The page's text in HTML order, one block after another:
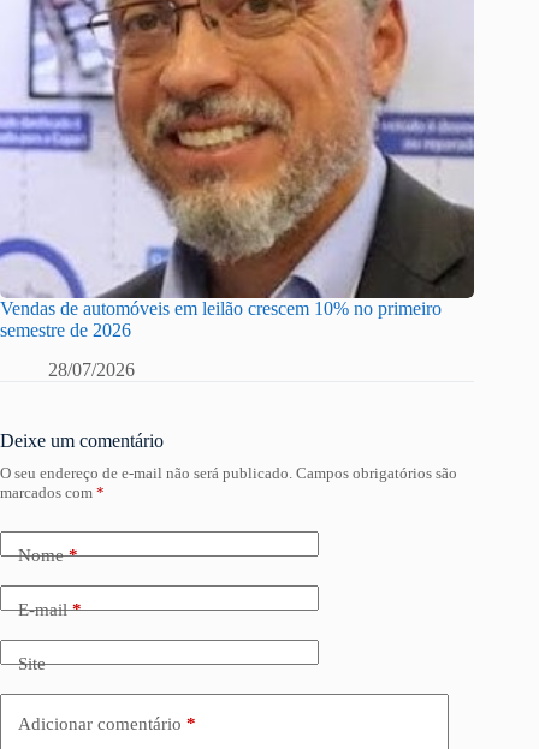
Vendas de automóveis em leilão crescem 10% no primeiro
semestre de 2026
28/07/2026
Deixe um comentário
O seu endereço de e-mail não será publicado. Campos obrigatórios são
marcados com *
Nome*
E-mail*
Site
Adicionar comentário *